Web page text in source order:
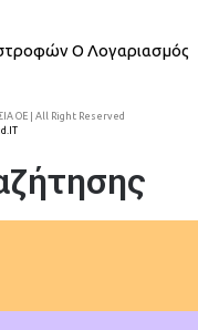
Ο Λογαριασμός
ΟΕ | All Right Reserved